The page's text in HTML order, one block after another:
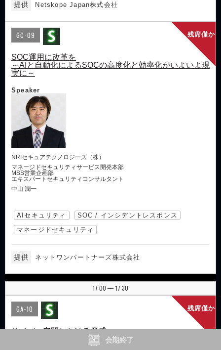
会期終了
提供 Netskope Japan株式会社
残席僅か
GC-09
SOC運用に改革を
～AIと自動化によるSOCの高度化と効率化がいよいよ現
実に～
Speaker
NRIセキュアテクノロジーズ（株）
マネージドセキュリティサービス開発本部
MSS営業企画部
エキスパートセキュリティコンサルタント
中山 潤一
AIセキュリティ
SOC / インシデントレスポンス
マネージドセキュリティ
提供 ネットワンパートナーズ株式会社
17:00 | 17:30
残席僅か
GA-10
サイバー空間における脅威
～国家主体が関与・支援するサイバー攻撃